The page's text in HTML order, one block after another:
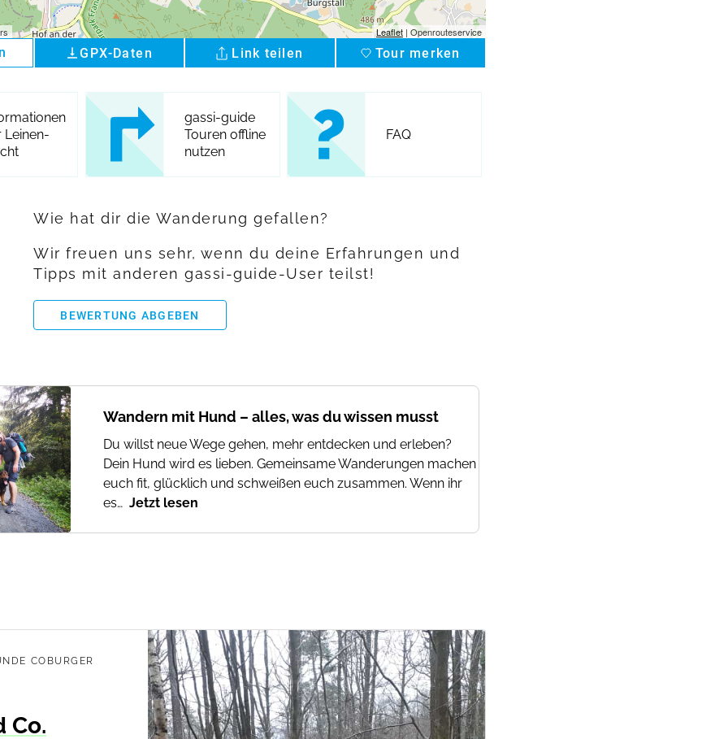
Leaflet | Openrouteservice
vertical_align_bottomGPX-Daten Link teilen favorite
Tour merken
Leinen-
gassi-guide
Touren offline
nutzen
FAQ
Wie hat dir die Wanderung gefallen?
Wir freuen uns sehr, wenn du deine Erfahrungen und
Tipps mit anderen gassi-guide-User teilst!
BEWERTUNG ABGEBEN
Wandern mit Hund – alles, was du wissen musst
Du willst neue Wege gehen, mehr entdecken und erleben?
Dein Hund wird es lieben. Gemeinsame Wanderungen machen
euch fit, glücklich und schweißen euch zusammen. Wenn ihr
es… Jetzt lesen
COBURGER
Co.